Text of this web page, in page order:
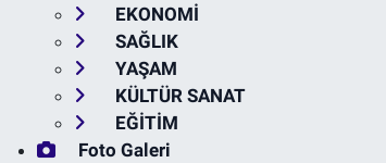
EKONOMİ
SAĞLIK
YAŞAM
KÜLTÜR SANAT
EĞİTİM
Foto Galeri